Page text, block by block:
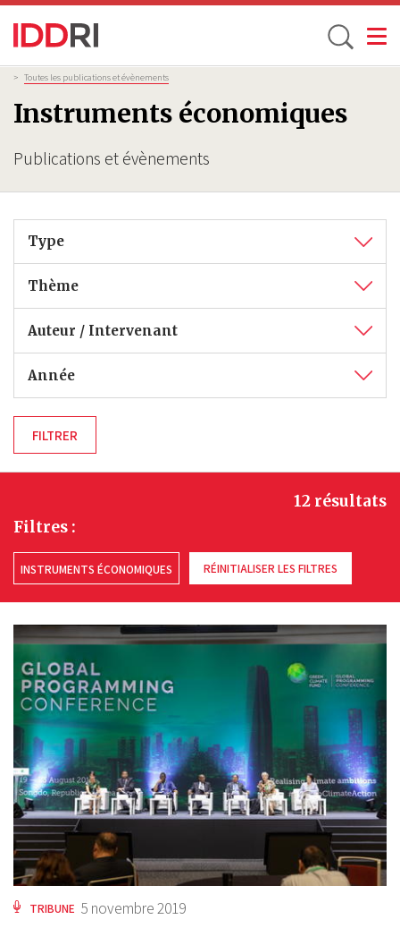
Aller
au
contenu
principal
Toggle
Instruments économiques
Publications et évènements
Fil
d'Ariane
> Toutes les publications et évènements
Type
Thème
Auteur / Intervenant
Année
Filtres :
INSTRUMENTS ÉCONOMIQUES RÉINITIALISER LES FILTRES
12 résultats
TRIBUNE 5 novembre 2019